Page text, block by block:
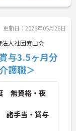
更新日：2026年05月26日
法人社団寿山会
与3.5ヶ月分
護職＞
無資格・夜
諸手当・賞与